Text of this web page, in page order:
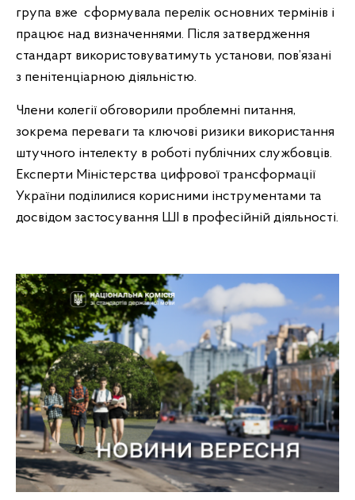
група вже сформувала перелік основних термінів і
працює над визначеннями. Після затвердження
стандарт використовуватимуть установи, пов’язані
з пенітенціарною діяльністю.
Члени колегії обговорили проблемні питання,
зокрема переваги та ключові ризики використання
штучного інтелекту в роботі публічних службовців.
Експерти Міністерства цифрової трансформації
України поділилися корисними інструментами та
досвідом застосування ШІ в професійній діяльності.